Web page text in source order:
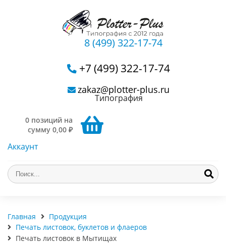
8 (499) 322-17-74
+7 (499) 322-17-74
zakaz@plotter-plus.ru
Типография
0 позиций на
сумму 0,00 ₽
Аккаунт
Главная
Продукция
Печать листовок, буклетов и флаеров
Печать листовок в Мытищах